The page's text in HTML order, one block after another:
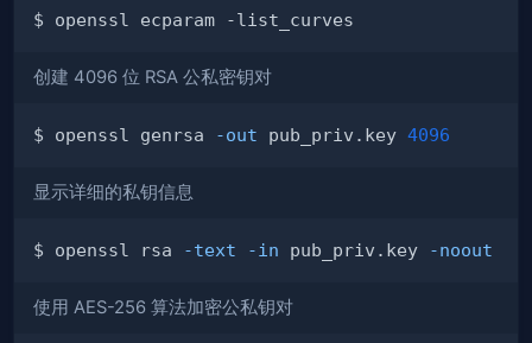
创建 4096 位 RSA 公私密钥对
$ openssl genrsa -out pub_pr­iv.key 4096
显示详细的私钥信息
$ openssl rsa -text -in pub_priv.key -noout
使用 AES-256 算法加密公私钥对